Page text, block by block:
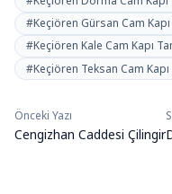
#Keçiören Gürsan Cam
#Keçiören Kale Cam Kapı
#Keçiören Teksan Cam
Yazı
gezinmesi
Önceki Yazı
Cengizhan Caddesi Çilingir